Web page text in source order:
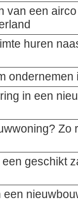
van een
huren
in een
Zo
geschikt
een